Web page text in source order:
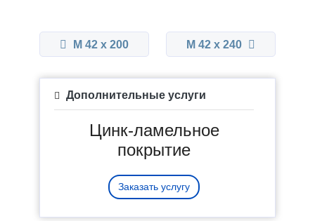
М 42 x 200 М 42 x 240
Дополнительные услуги
Цинк-ламельное
покрытие
Заказать услугу